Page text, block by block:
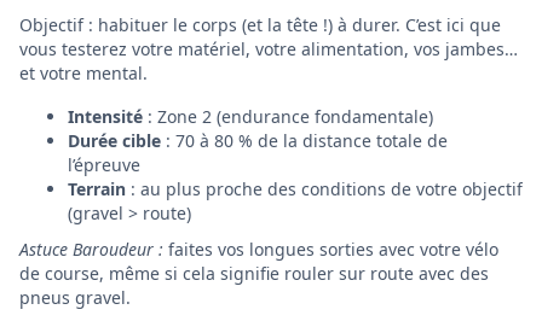
Objectif : habituer le corps (et la tête !) à durer. C’est ici que
vous testerez votre matériel, votre alimentation, vos jambes…
et votre mental.
Intensité : Zone 2 (endurance fondamentale)
Durée cible : 70 à 80 % de la distance totale de
l’épreuve
Terrain : au plus proche des conditions de votre objectif
(gravel > route)
Astuce Baroudeur : faites vos longues sorties avec votre vélo
de course, même si cela signifie rouler sur route avec des
pneus gravel.